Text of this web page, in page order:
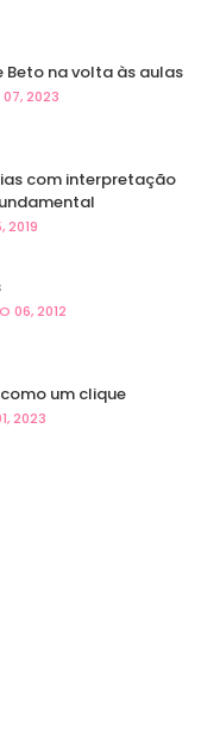
Beto na volta às aulas
07, 2023
com interpretação
2019
06, 2012
um clique
2023